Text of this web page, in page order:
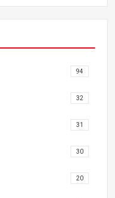
94
32
31
30
20